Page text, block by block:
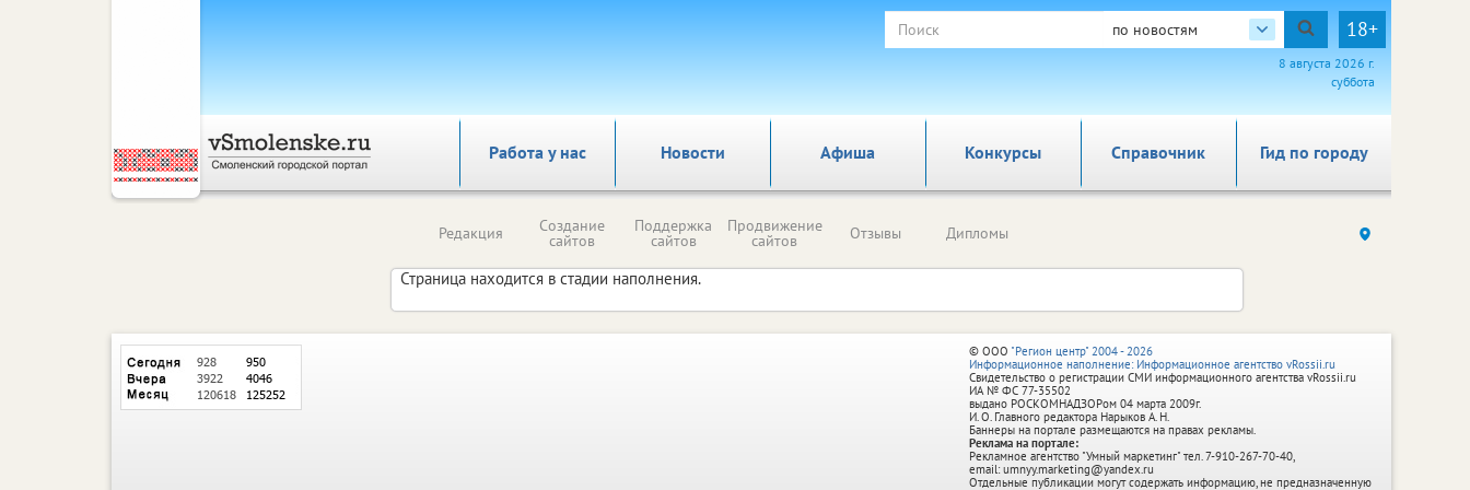
по новостям 18+
8 августа 2026 г.
суббота
Работа у нас Новости Афиша Справочник Гид по городу
Конкурсы
Редакция Создание
сайтов
Поддержка
сайтов
Продвижение
сайтов Отзывы Дипломы
Страница находится в стадии наполнения.
© ООО "Регион центр" 2004 - 2026
Информационное наполнение: Информационное агентство vRossii.ru
Свидетельство о регистрации СМИ информационного агентства vRossii.ru
ИА № ФС 77‑35502
выдано РОСКОМНАДЗОРом 04 марта 2009г.
И. О. Главного редактора Нарыков А. Н.
Баннеры на портале размещаются на правах рекламы.
Реклама на портале:
Рекламное агентство "Умный маркетинг" тел. 7-910-267-70-40,
email: umnyy.marketing@yandex.ru
Отдельные публикации могут содержать информацию, не предназначенную